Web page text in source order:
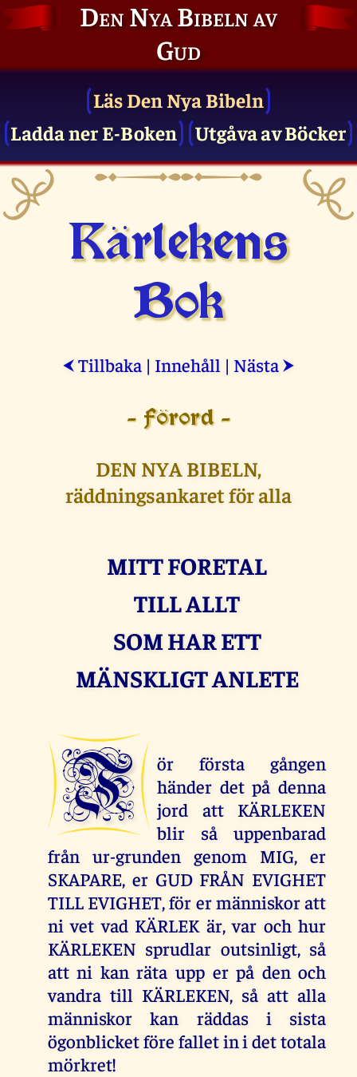
Den Nya Bibeln av
Gud
Läs Den Nya Bibeln
Ladda ner E-Boken
Utgåva av Böcker
Kärlekens
Bok
⮜ Tillbaka | Innehåll | Nästa ⮞
- Förord -
DEN NYA BIBELN,
räddningsankaret för alla
MITT FORETAL
TILL ALLT
SOM HAR ETT
MÄNSKLIGT ANLETE
F
ör första gången
händer det på denna
jord att KÄRLEKEN
blir så uppenbarad
från ur-grunden genom MIG, er
SKAPARE, er GUD FRÅN EVIGHET
TILL EVIGHET, för er människor att
ni vet vad KÄRLEK är, var och hur
KÄRLEKEN sprudlar outsinligt, så
att ni kan räta upp er på den och
vandra till KÄRLEKEN, så att alla
människor kan räddas i sista
ögonblicket före fallet in i det totala
mörkret!